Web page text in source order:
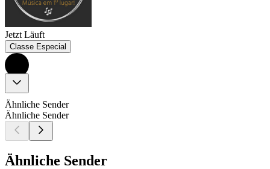
Jetzt Läuft
Classe Especial
Ähnliche Sender
Ähnliche Sender
Ähnliche Sender